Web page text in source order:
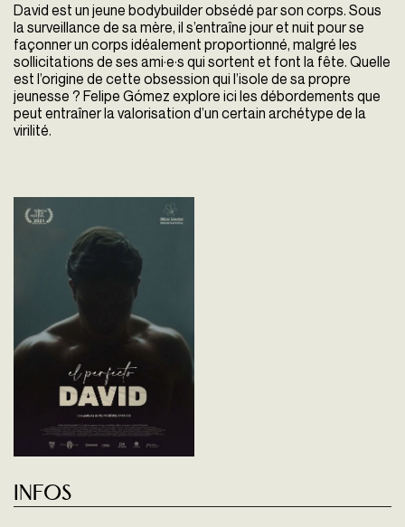
David est un jeune bodybuilder obsédé par son corps. Sous
la surveillance de sa mère, il s’entraîne jour et nuit pour se
façonner un corps idéalement proportionné, malgré les
sollicitations de ses ami·e·s qui sortent et font la fête. Quelle
est l’origine de cette obsession qui l’isole de sa propre
jeunesse ? Felipe Gómez explore ici les débordements que
peut entraîner la valorisation d’un certain archétype de la
virilité.
Infos